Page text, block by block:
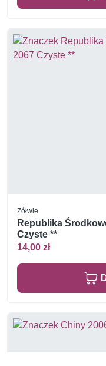
Żółwie
Republika
Czyste **
14,00 zł